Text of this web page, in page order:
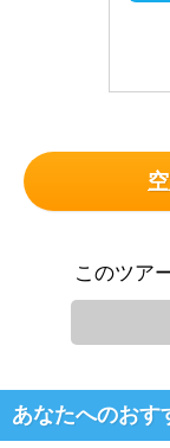
このツア
あなたへのおす